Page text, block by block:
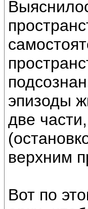
эпизоды
две
верхним
Вот по